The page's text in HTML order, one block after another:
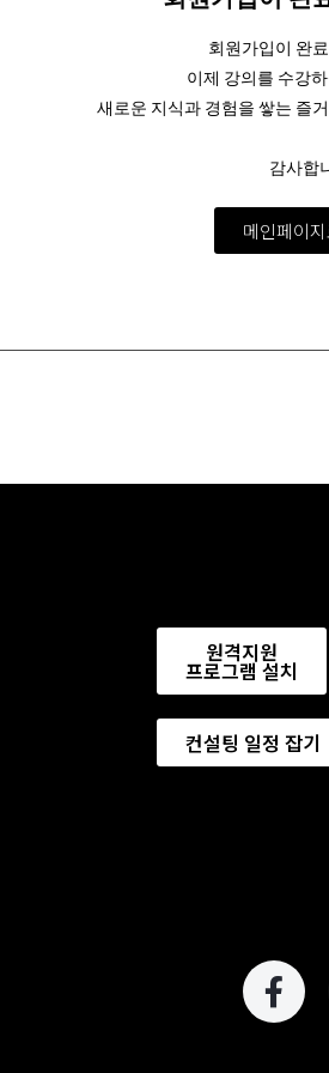
회원가입이 완
이제 강의를 수강
새로운 지식과 경험을 쌓는 즐
감사합
메인페이
원격지원
프로그램 설치
컨설팅 일정 잡기